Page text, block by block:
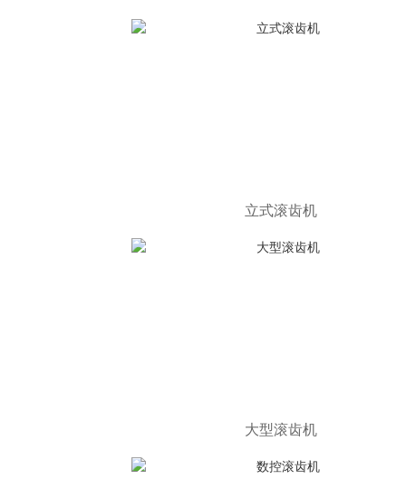
立式滚齿机
大型滚齿机